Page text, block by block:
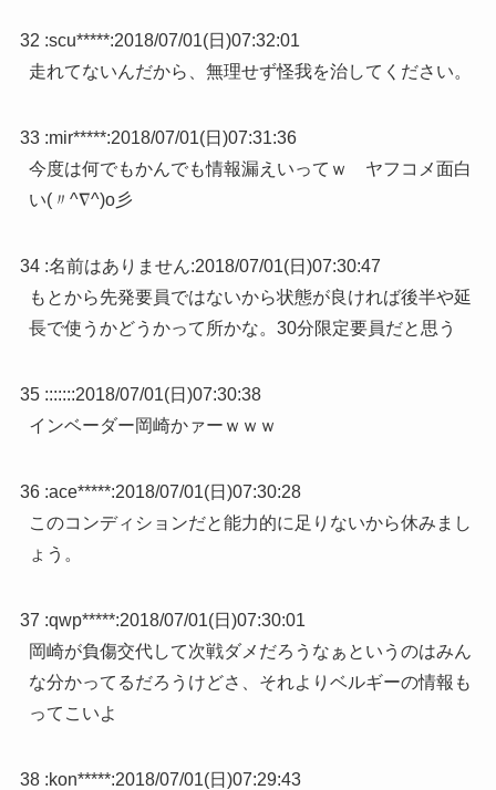
32 :scu*****:2018/07/01(日)07:32:01
走れてないんだから、無理せず怪我を治してください。
33 :mir*****:2018/07/01(日)07:31:36
今度は何でもかんでも情報漏えいってｗ ヤフコメ面白
い(〃^∇^)o彡
34 :名前はありません:2018/07/01(日)07:30:47
もとから先発要員ではないから状態が良ければ後半や延
長で使うかどうかって所かな。30分限定要員だと思う
35 :::::::2018/07/01(日)07:30:38
インベーダー岡崎かァーｗｗｗ
36 :ace*****:2018/07/01(日)07:30:28
このコンディションだと能力的に足りないから休みまし
ょう。
37 :qwp*****:2018/07/01(日)07:30:01
岡崎が負傷交代して次戦ダメだろうなぁというのはみん
な分かってるだろうけどさ、それよりベルギーの情報も
ってこいよ
38 :kon*****:2018/07/01(日)07:29:43